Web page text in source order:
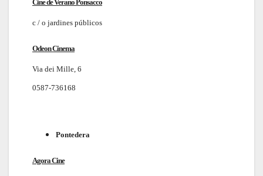
Cine de Verano Ponsacco
c / o jardines públicos
Odeon Cinema
Via dei Mille, 6
0587-736168
Pontedera
Agora Cine